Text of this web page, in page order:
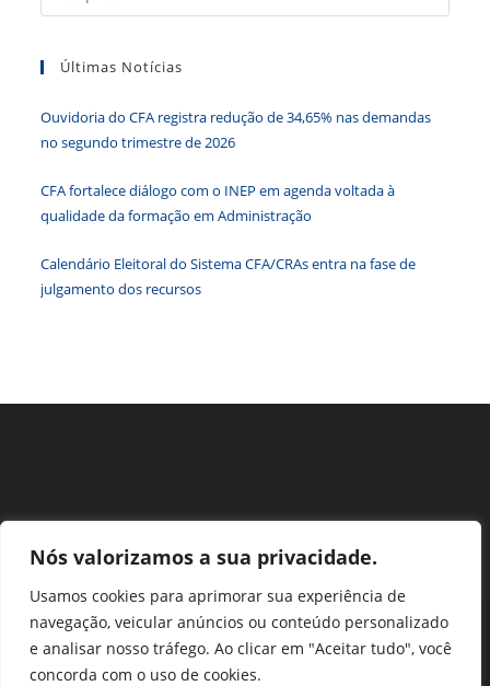
Nós valorizamos a sua privacidade.
Usamos cookies para aprimorar sua experiência de
navegação, veicular anúncios ou conteúdo personalizado
e analisar nosso tráfego. Ao clicar em "Aceitar tudo", você
concorda com o uso de cookies.
a
Últimas Notícias
Ouvidoria do CFA registra redução de 34,65% nas demandas
no segundo trimestre de 2026
CFA fortalece diálogo com o INEP em agenda voltada à
qualidade da formação em Administração
Calendário Eleitoral do Sistema CFA/CRAs entra na fase de
julgamento dos recursos
Perguntas Frequentes
Ouvidoria
Transparência e prestação de contas
Assessoria de Imprensa